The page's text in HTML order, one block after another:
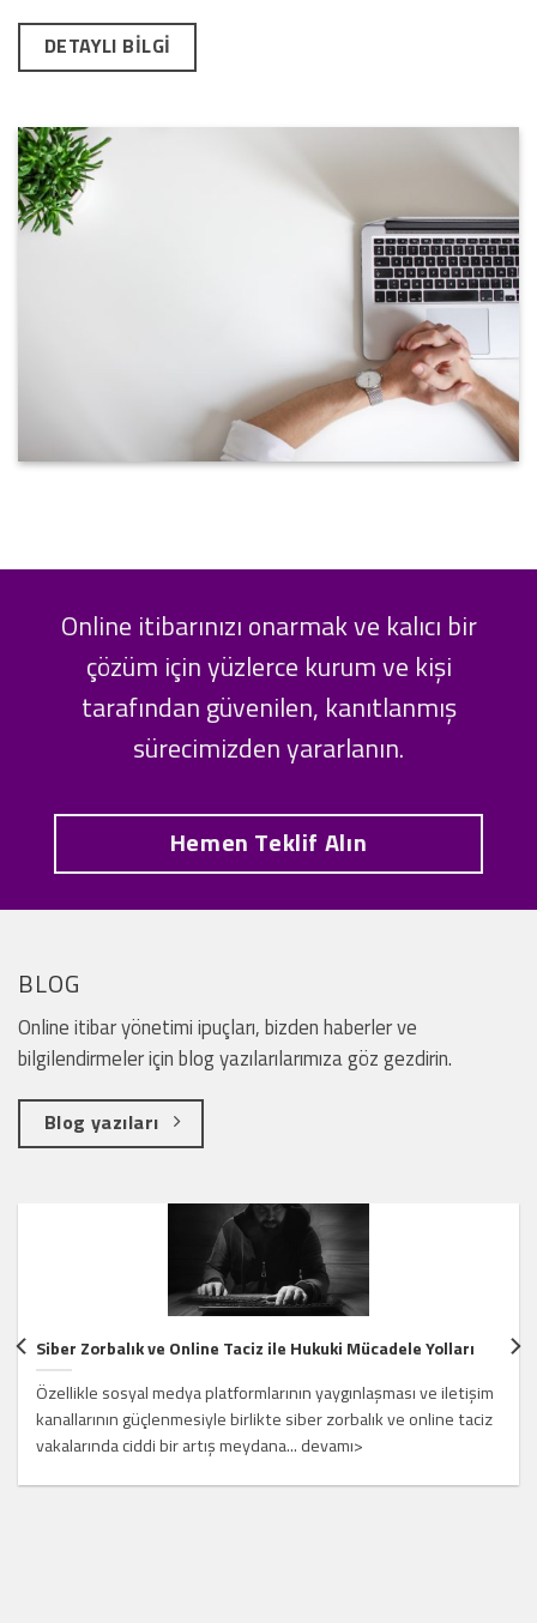
DETAYLI BİLGİ
Online itibarınızı onarmak ve kalıcı bir
çözüm için yüzlerce kurum ve kişi
tarafından güvenilen, kanıtlanmış
sürecimizden yararlanın.
Hemen Teklif Alın
BLOG
Online itibar yönetimi ipuçları, bizden haberler ve
bilgilendirmeler için blog yazılarılarımıza göz gezdirin.
Blog yazıları
Siber Zorbalık ve Online Taciz ile Hukuki Mücadele Yolları
Özellikle sosyal medya platformlarının yaygınlaşması ve iletişim
kanallarının güçlenmesiyle birlikte siber zorbalık ve online taciz
vakalarında ciddi bir artış meydana... devamı>